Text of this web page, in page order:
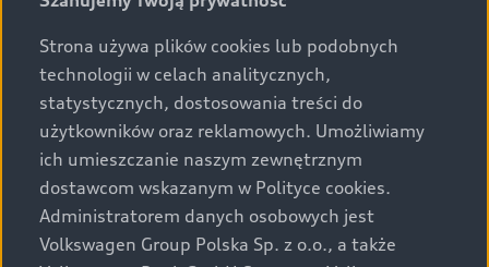
Strona używa plików cookies lub podobnych
technologii w celach analitycznych,
statystycznych, dostosowania treści do
użytkowników oraz reklamowych. Umożliwiamy
ich umieszczanie naszym zewnętrznym
dostawcom wskazanym w Polityce cookies.
Administratorem danych osobowych jest
Volkswagen Group Polska Sp. z o.o., a także